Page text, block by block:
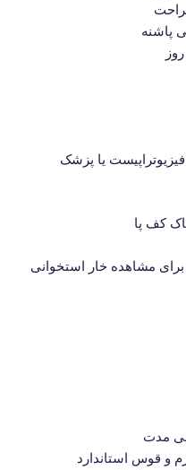
پاشنه
یا پزشک
کف پا
تصویر برداری مانند X-Ray یا MRI برای مشاهده خار استخوانی
مدت
و قوس استاندارد